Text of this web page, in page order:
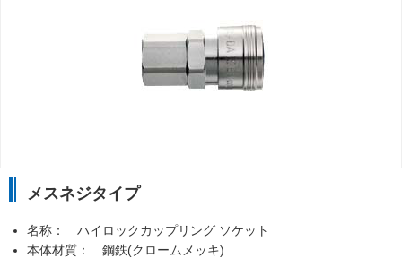
メスネジタイプ
名称： ハイロックカップリング ソケット
本体材質： 鋼鉄(クロームメッキ)